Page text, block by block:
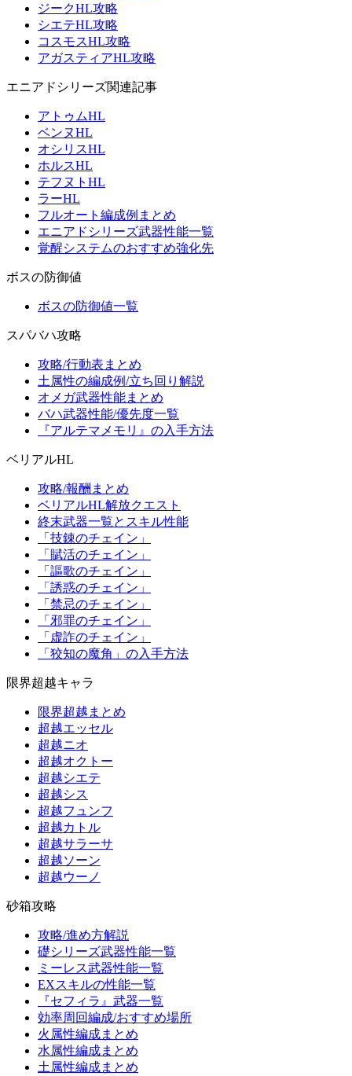
ジークHL攻略
シエテHL攻略
コスモスHL攻略
アガスティアHL攻略
エニアドシリーズ関連記事
アトゥムHL
ベンヌHL
オシリスHL
ホルスHL
テフヌトHL
ラーHL
フルオート編成例まとめ
エニアドシリーズ武器性能一覧
覚醒システムのおすすめ強化先
ボスの防御値
ボスの防御値一覧
スパバハ攻略
攻略/行動表まとめ
土属性の編成例/立ち回り解説
オメガ武器性能まとめ
バハ武器性能/優先度一覧
『アルテマメモリ』の入手方法
ベリアルHL
攻略/報酬まとめ
ベリアルHL解放クエスト
終末武器一覧とスキル性能
「技錬のチェイン」
「賦活のチェイン」
「謳歌のチェイン」
「誘惑のチェイン」
「禁忌のチェイン」
「邪罪のチェイン」
「虚詐のチェイン」
「狡知の魔角」の入手方法
限界超越キャラ
限界超越まとめ
超越エッセル
超越ニオ
超越オクトー
超越シエテ
超越シス
超越フュンフ
超越カトル
超越サラーサ
超越ソーン
超越ウーノ
砂箱攻略
攻略/進め方解説
礎シリーズ武器性能一覧
ミーレス武器性能一覧
EXスキルの性能一覧
『セフィラ』武器一覧
効率周回編成/おすすめ場所
火属性編成まとめ
水属性編成まとめ
土属性編成まとめ